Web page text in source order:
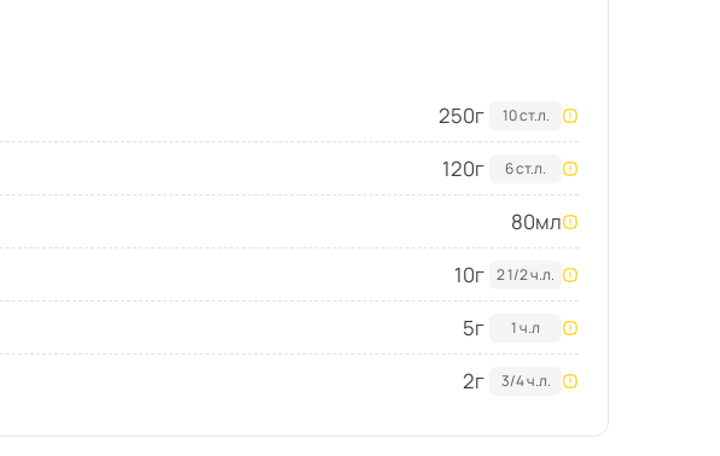
250г 10 ст.л.
120г 6 ст.л.
80мл
10г 2 1/2 ч.л.
5г 1 ч.л
2г 3/4 ч.л.